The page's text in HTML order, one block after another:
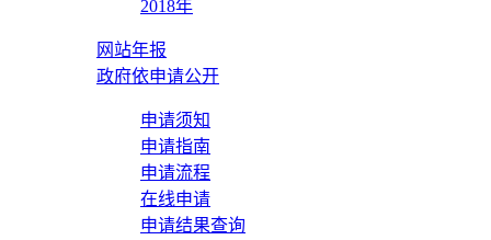
2018年
网站年报
政府依申请公开
申请须知
申请指南
申请流程
在线申请
申请结果查询